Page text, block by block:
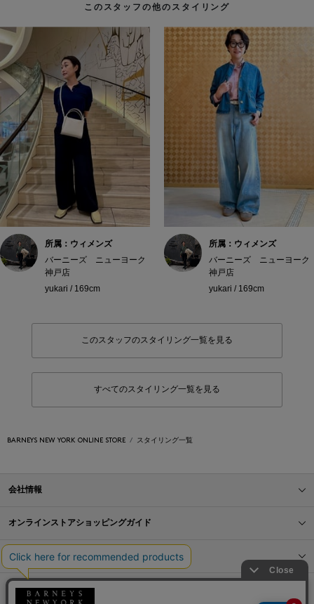
このスタッフの他のスタイリング
所属：ウィメンズ
バーニーズ ニューヨーク
神戸店
yukari / 169cm
所属：ウィメンズ
バーニーズ ニューヨーク
神戸店
yukari / 169cm
このスタッフのスタイリング一覧を見る
すべてのスタイリング一覧を見る
BARNEYS NEW YORK ONLINE STORE スタイリング一覧
会社情報
オンラインストアショッピングガイド
店舗情報
サービス